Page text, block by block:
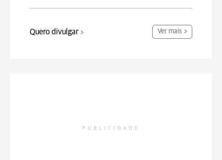
Quero divulgar Ver mais
PUBLICIDADE